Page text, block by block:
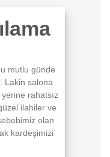
mutlu günde
Lakin salona
rahatsız
ilahiler ve
olan
kardeşimizi